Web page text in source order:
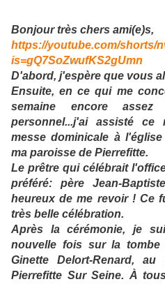
Bonjour très chers ami(e)s,
https://youtube.com/shorts/
is=gQ7SoZwufKS2gUmn
D'abord, j'espère que vous
Ensuite, en ce qui me
semaine encore
personnel...j'ai assisté
messe dominicale à
ma paroisse de Pierrefitte.
Le prêtre qui célébrait
préféré: père Jean-
heureux de me revoir ! Ce
très belle célébration.
Après la cérémonie, je
nouvelle fois sur la tombe
Ginette Delort-Renard,
Pierrefitte Sur Seine. À